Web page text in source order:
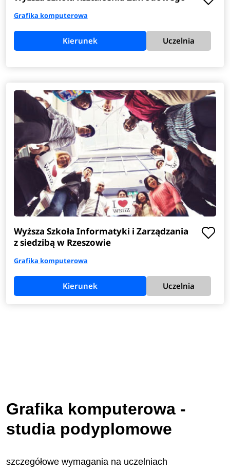
Grafika komputerowa
Kierunek Uczelnia
Wyższa Szkoła Informatyki i Zarządzania
z siedzibą w Rzeszowie
Grafika komputerowa
Kierunek Uczelnia
Grafika komputerowa -
studia podyplomowe
szczegółowe wymagania na uczelniach